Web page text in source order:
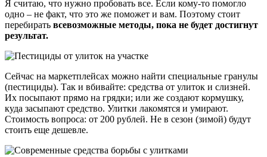
Я считаю, что нужно пробовать все. Если кому-то помогло
одно – не факт, что это же поможет и вам. Поэтому стоит
перебирать всевозможные методы, пока не будет достигнут
результат.
Сейчас на маркетплейсах можно найти специальные гранулы
(пестициды). Так и вбивайте: средства от улиток и слизней.
Их посыпают прямо на грядки; или же создают кормушку,
куда засыпают средство. Улитки лакомятся и умирают.
Стоимость вопроса: от 200 рублей. Не в сезон (зимой) будут
стоить еще дешевле.